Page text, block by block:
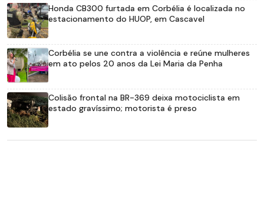
Honda CB300 furtada em Corbélia é localizada no
estacionamento do HUOP, em Cascavel
Corbélia se une contra a violência e reúne mulheres
em ato pelos 20 anos da Lei Maria da Penha
Colisão frontal na BR-369 deixa motociclista em
estado gravíssimo; motorista é preso